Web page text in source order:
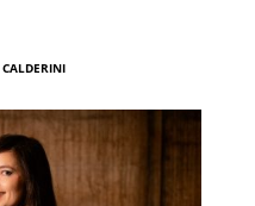
CALDERINI